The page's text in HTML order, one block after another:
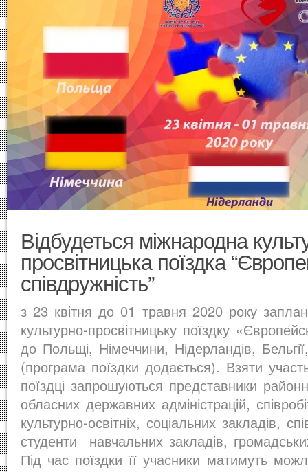
Відбудеться міжнародна
просвітницька поїздка
співдружність”
з 23 квітня до 01 травня 2020 року
культурно-просвітницьку поїздку
до Польщі, Німеччини, Нідерландів,
(програма поїздки додається). Взяти
поїздці запрошуються представники
обласних державних адміністрацій,
культурно-освітніх, соціальних закладів,
студенти навчальних закладів,
Під час поїздки її учасники матимуть